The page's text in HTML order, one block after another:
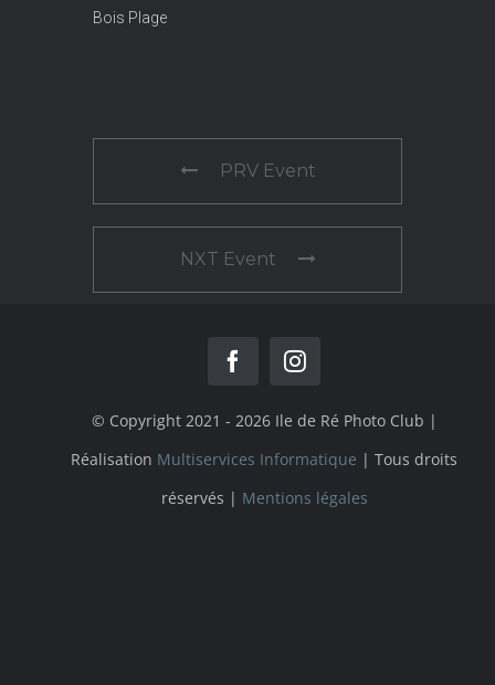
Bois Plage
PRV Event
NXT Event
© Copyright 2021 - 2026 Ile de Ré Photo Club |
Réalisation Multiservices Informatique | Tous droits
réservés | Mentions légales